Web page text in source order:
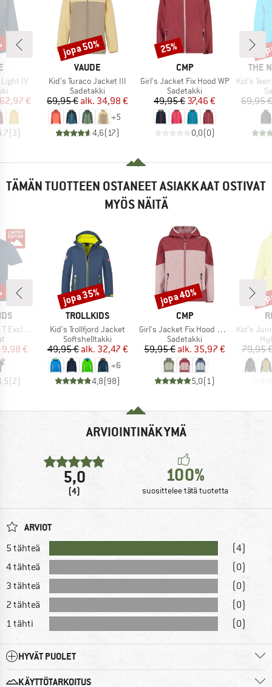
IV
hinta
62,97 €
(3)
MERKKI
VAUDE
Tuote
Kid's Turaco Jacket III
Tuoteryhmä
Sadetakki
Hinta
69,95 € Alennettu hinta
alk. 34,98 €
+5
4,6( 17)
Alennus
jopa 50%
MERKKI
CMP
Tuote
Girl's Jacket Fix Hood WP
Tuoteryhmä
Sadetakki
Hinta
49,95 €Alennettu hinta
37,46 €
0,0(0)
Alennus
25%
THE
Tuote
Kid's Teen
69,95 €
TÄMÄN TUOTTEEN OSTANEET ASIAKKAAT OSTIVAT
MYÖS NÄITÄ
hinta
9,98 €
(2)
MERKKI
TROLLKIDS
Tuote
Kid's Trollfjord Jacket
Tuoteryhmä
Softshelltakki
Hinta
49,95 € Alennettu hinta
alk. 32,47 €
+6
4,8(98)
Alennus
jopa 35%
MERKKI
CMP
Tuote
Girl's Jacket Fix Hood Ripstop
Tuoteryhmä
Sadetakki
Hinta
59,95 € Alennettu hinta
alk. 35,97 €
5,0(1 )
Alennus
jopa 40%
Tuote
Kid's Junior
79,95
ARVIOINTINÄKYMÄ
5,0
(4)
100%
suosittelee tätä tuotetta
ARVIOT
5 tähteä
(4)
4 tähteä
(0)
3 tähteä
(0)
2 tähteä
(0)
1 tähti
(0)
HYVÄT PUOLET
KÄYTTÖTARKOITUS